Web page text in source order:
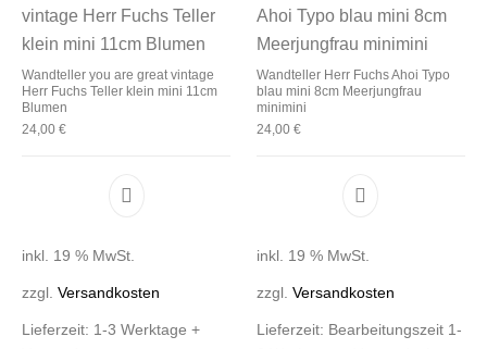
Wandteller you are great vintage
Herr Fuchs Teller klein mini 11cm
Blumen
24,00€
inkl. 19 % MwSt.
zzgl.Versandkosten
Lieferzeit: 1-3 Werktage +
Wandteller Herr Fuchs Ahoi Typo
blau mini 8cm Meerjungfrau
minimini
24,00 €
inkl. 19 % MwSt.
zzgl. Versandkosten
Lieferzeit: Bearbeitungszeit 1-